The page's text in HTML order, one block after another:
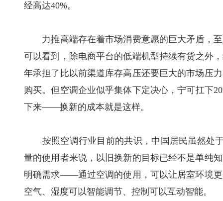
经高达40%。
力推高端存在着市场消费意愿的巨大矛盾，至
可以看到，除电商平台的低端机型持续有货之外
年承担了比以前渠道库存高压还要巨大的市场压
购买。但空调企业似乎集体下定决心，宁可扛下
下来——换新的成本就是这样。
按照空调行业目前的共识，中国居民虽然处于
量的使用者来说，以旧换新的目标已经不是单纯
明确需求——通过空调的使用，可以让居室环境
空气、湿度可以智能调节、控制可以互动智能。